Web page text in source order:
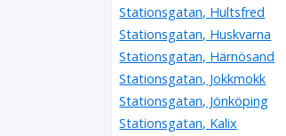
Stationsgatan, Hultsfred
Stationsgatan, Huskvarna
Stationsgatan, Härnösand
Stationsgatan, Jokkmokk
Stationsgatan, Jönköping
Stationsgatan, Kalix